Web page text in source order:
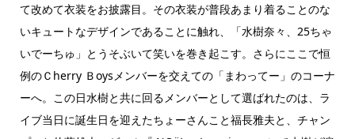
て改めて衣装をお披露目。その衣装が普段あまり着ることのな
いキュートなデザインであることに触れ、「水樹奈々、25ちゃ
いでーちゅ」とうそぶいて笑いを巻き起こす。さらにここで恒
例のＣherry Ｂoysメンバーを交えての「まわってー」のコーナ
ーへ。この日水樹と共に回るメンバーとして選ばれたのは、ラ
イブ当日に誕生日を迎えたちょーさんこと福長雅夫と、チャン